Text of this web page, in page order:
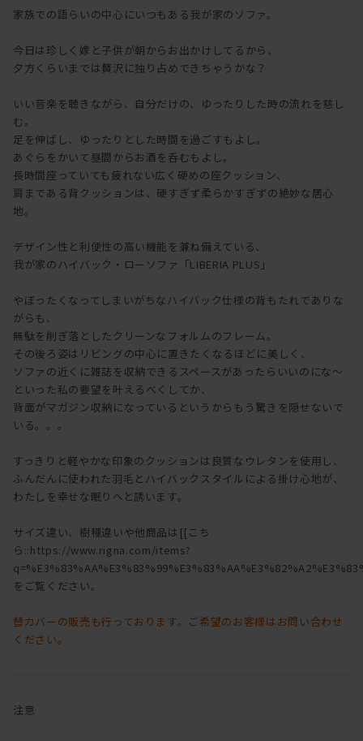
家族での語らいの中心にいつもある我が家のソファ。
今日は珍しく嫁と子供が朝からお出かけしてるから、
夕方くらいまでは贅沢に独り占めできちゃうかな？
いい音楽を聴きながら、自分だけの、ゆったりした時の流れを慈し
む。
足を伸ばし、ゆったりとした時間を過ごすもよし。
あぐらをかいて昼間からお酒を呑むもよし。
長時間座っていても疲れない広く硬めの座クッション、
肩まである背クッションは、硬すぎず柔らかすぎずの絶妙な居心
地。
デザイン性と利便性の高い機能を兼ね備えている、
我が家のハイバック・ローソファ「LIBERIA PLUS」
やぼったくなってしまいがちなハイバック仕様の背もたれでありな
がらも、
無駄を削ぎ落としたクリーンなフォルムのフレーム。
その後ろ姿はリビングの中心に置きたくなるほどに美しく、
ソファの近くに雑誌を収納できるスペースがあったらいいのにな～
といった私の要望を叶えるべくしてか、
背面がマガジン収納になっているというからもう驚きを隠せないで
いる。。。
すっきりと軽やかな印象のクッションは良質なウレタンを使用し、
ふんだんに使われた羽毛とハイバックスタイルによる掛け心地が、
わたしを幸せな眠りへと誘います。
サイズ違い、樹種違いや他商品は[[こち
ら::https://www.rigna.com/items?
をご覧ください。
替カバーの販売も行っております。ご希望のお客様はお問い合わせ
ください。
注意